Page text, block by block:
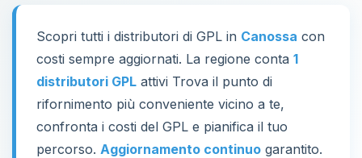
Scopri tutti i distributori di GPL in Canossa con
costi sempre aggiornati. La regione conta 1
distributori GPL attivi Trova il punto di
rifornimento più conveniente vicino a te,
confronta i costi del GPL e pianifica il tuo
percorso. Aggiornamento continuo garantito.